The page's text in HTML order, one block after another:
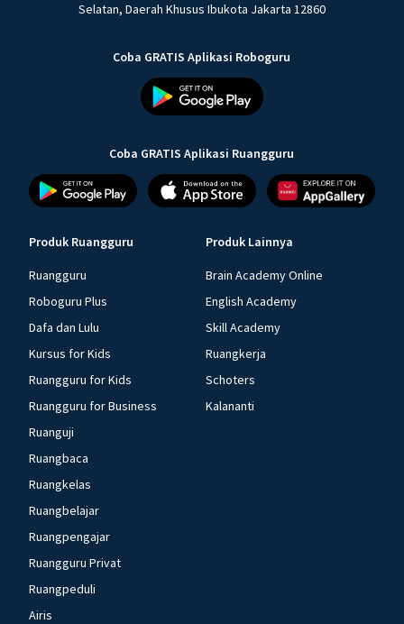
Selatan, Daerah Khusus Ibukota Jakarta 12860
Coba GRATIS Aplikasi Roboguru
Coba GRATIS Aplikasi Ruangguru
Produk Ruangguru
Ruangguru
Roboguru Plus
Dafa dan Lulu
Kursus for Kids
Ruangguru for Kids
Ruangguru for Business
Ruanguji
Ruangbaca
Ruangkelas
Ruangbelajar
Ruangpengajar
Ruangguru Privat
Ruangpeduli
Airis
Produk Lainnya
Brain Academy Online
English Academy
Skill Academy
Ruangkerja
Schoters
Kalananti